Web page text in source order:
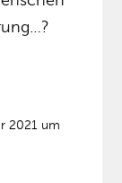
2021 um